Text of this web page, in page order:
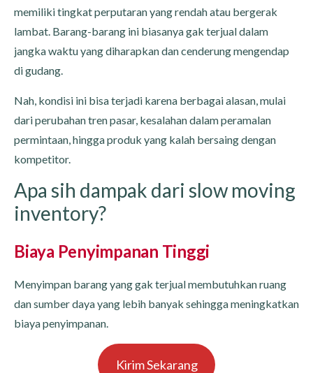
memiliki tingkat perputaran yang rendah atau bergerak
lambat. Barang-barang ini biasanya gak terjual dalam
jangka waktu yang diharapkan dan cenderung mengendap
di gudang.
Nah, kondisi ini bisa terjadi karena berbagai alasan, mulai
dari perubahan tren pasar, kesalahan dalam peramalan
permintaan, hingga produk yang kalah bersaing dengan
kompetitor.
Apa sih dampak dari slow moving
inventory?
Biaya Penyimpanan Tinggi
Menyimpan barang yang gak terjual membutuhkan ruang
dan sumber daya yang lebih banyak sehingga meningkatkan
biaya penyimpanan.
Kirim Sekarang